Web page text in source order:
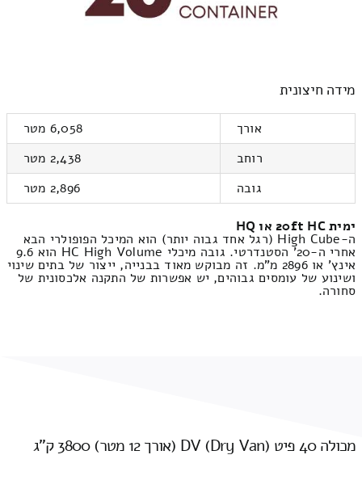
מידה חיצונית
אורך
6,058 מטר
רוחב
2,438 מטר
גובה
2,896 מטר
ימית 20ft HC או HQ
ה-High Cube (רגל אחד גבוה יותר) הוא המיכל הפופולרי הבא
אחרי ה-20' הסטנדרטי. גובה מיכלי HC High Volume הוא 9.6
אינץ' או 2896 מ"מ. זה מבוקש מאוד בבנייה, ייצור של בתים שינוי
ושינוע של עומסים גבוהים, יש אפשרות של התקנה אלכסונית של
סחורה.
מכולה 40 פיט DV (Dry Van) (אורך 12 מטר) 3800 ק"ג